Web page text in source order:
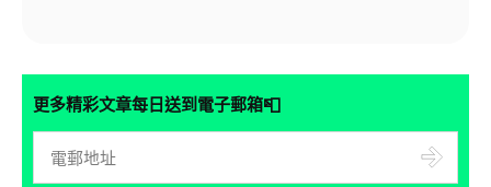
更多精彩文章每日送到電子郵箱📮